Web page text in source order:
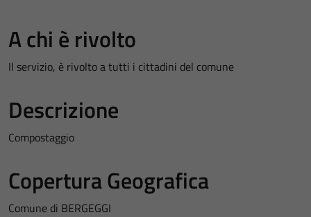
A chi è rivolto
Il servizio, è rivolto a tutti i cittadini del comune
Descrizione
Compostaggio
Copertura Geografica
Comune di BERGEGGI